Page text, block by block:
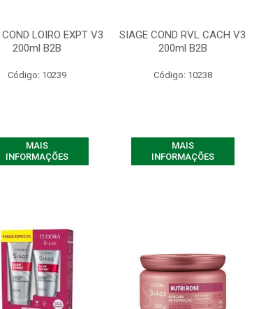
LOIRO EXPT V3
200ml B2B
Código: 10239
MAIS
INFORMAÇÕES
SIAGE COND RVL CACH V3
200ml B2B
Código: 10238
MAIS
INFORMAÇÕES